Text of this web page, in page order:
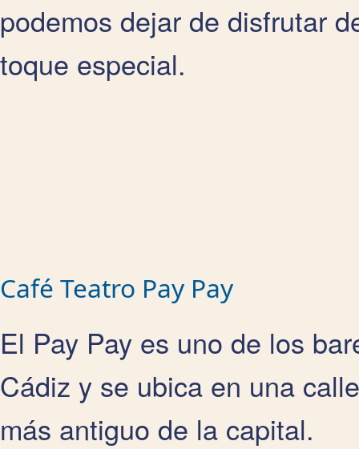
podemos dejar de disfrutar
toque especial.
Café Teatro Pay Pay
El Pay Pay es uno de los
Cádiz y se ubica en una
más antiguo de la capital.